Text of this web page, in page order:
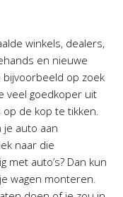
winkels, dealers,
en nieuwe
op zoek
veel goedkoper uit
de kop te tikken.
je auto aan
naar die
met auto’s? Dan kun
wagen monteren.